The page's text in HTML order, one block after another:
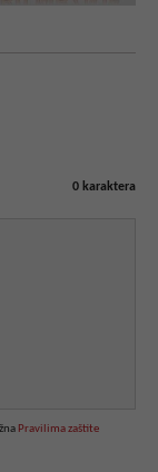
0 karaktera
Pravilima zaštite